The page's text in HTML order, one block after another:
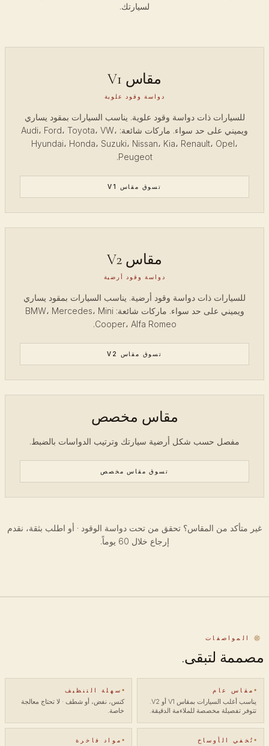
لسيارتك.
مقاس V1
دواسة وقود علوية
للسيارات ذات دواسة وقود علوية. يناسب السيارات بمقود يساري
ويميني على حد سواء. ماركات شائعة: Audi، Ford، Toyota، VW،
Hyundai، Honda، Suzuki، Nissan، Kia، Renault، Opel،
Peugeot.
تسوق مقاس V1
مقاس V2
دواسة وقود أرضية
للسيارات ذات دواسة وقود أرضية. يناسب السيارات بمقود يساري
ويميني على حد سواء. ماركات شائعة: BMW، Mercedes، Mini
Cooper، Alfa Romeo.
تسوق مقاس V2
مقاس مخصص
مفصل حسب شكل أرضية سيارتك وترتيب الدواسات بالضبط.
تسوق مقاس مخصص
غير متأكد من المقاس؟ تحقق من تحت دواسة الوقود · أو اطلب بثقة، نقدم
إرجاع خلال 60 يوماً.
المواصفات
مصممة لتبقى.
مقاس عام
يناسب أغلب السيارات بمقاس V1 أو V2.
تتوفر تفصيلة مخصصة للملاءمة الدقيقة.
سهلة التنظيف
كنس، نفض، أو شطف · لا تحتاج معالجة
خاصة.
تُخفي الأوساخ مواد فاخرة